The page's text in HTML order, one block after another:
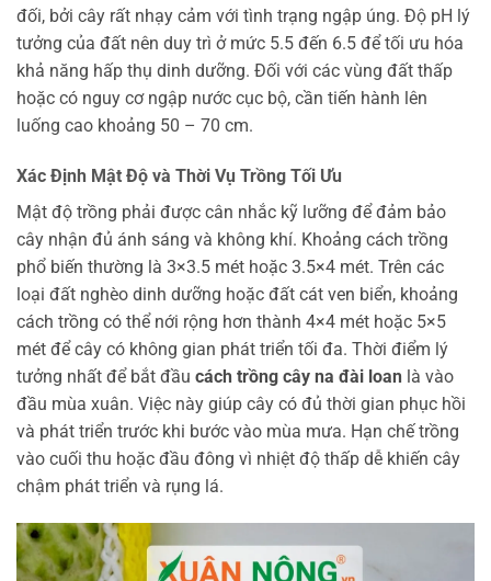
đối, bởi cây rất nhạy cảm với tình trạng ngập úng. Độ pH lý
tưởng của đất nên duy trì ở mức 5.5 đến 6.5 để tối ưu hóa
khả năng hấp thụ dinh dưỡng. Đối với các vùng đất thấp
hoặc có nguy cơ ngập nước cục bộ, cần tiến hành lên
luống cao khoảng 50 – 70 cm.
Xác Định Mật Độ và Thời Vụ Trồng Tối Ưu
Mật độ trồng phải được cân nhắc kỹ lưỡng để đảm bảo
cây nhận đủ ánh sáng và không khí. Khoảng cách trồng
phổ biến thường là 3×3.5 mét hoặc 3.5×4 mét. Trên các
loại đất nghèo dinh dưỡng hoặc đất cát ven biển, khoảng
cách trồng có thể nới rộng hơn thành 4×4 mét hoặc 5×5
mét để cây có không gian phát triển tối đa. Thời điểm lý
tưởng nhất để bắt đầu cách trồng cây na đài loan là vào
đầu mùa xuân. Việc này giúp cây có đủ thời gian phục hồi
và phát triển trước khi bước vào mùa mưa. Hạn chế trồng
vào cuối thu hoặc đầu đông vì nhiệt độ thấp dễ khiến cây
chậm phát triển và rụng lá.